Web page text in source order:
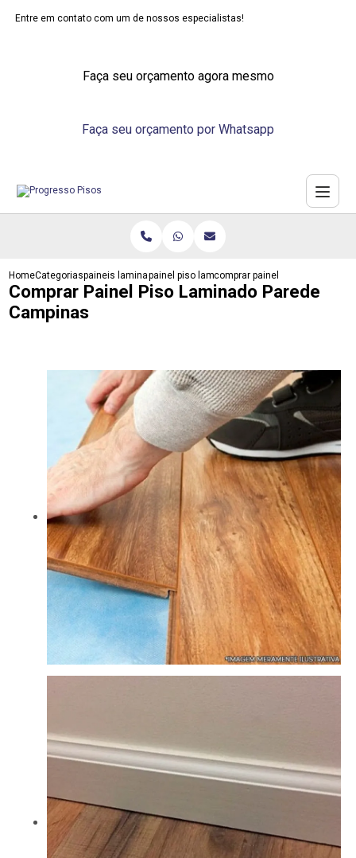
Entre em contato com um de nossos especialistas!
Faça seu orçamento agora mesmo
Faça seu orçamento por Whatsapp
HomeCategoriaspaineis laminadospainel piso laminadocomprar painel piso laminado
Comprar Painel Piso Laminado Parede
Campinas